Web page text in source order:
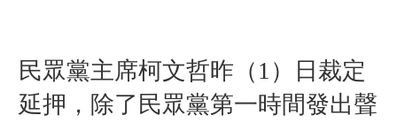
民眾黨主席柯文哲昨（1）日裁定
延押，除了民眾黨第一時間發出聲